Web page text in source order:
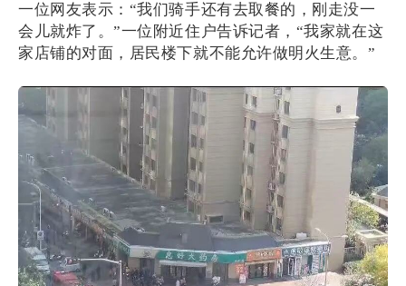
一位网友表示：“我们骑手还有去取餐的，刚走没一
会儿就炸了。”一位附近住户告诉记者，“我家就在这
家店铺的对面，居民楼下就不能允许做明火生意。”